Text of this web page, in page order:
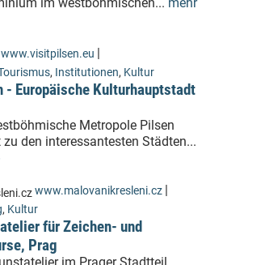
www.visitpilsen.eu |
, Institutionen, Kultur
- Europäische Kulturhauptstadt
Metropole Pilsen
zu den interessantesten Städten...
www.malovanikresleni.cz |
, Kultur
für Zeichen- und
Prag